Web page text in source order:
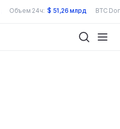
Объем 24ч: $ 51,26 млрд BTC